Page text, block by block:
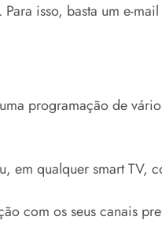
isso, basta um e-mail
programação de
em qualquer smart TV,
com os seus canais